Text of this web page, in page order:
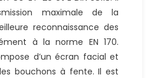
maximale de la
reconnaissance des
à la norme EN 170.
d’un écran facial et
bouchons à fente. Il est